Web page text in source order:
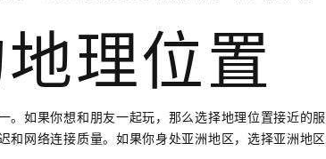
理位置
如果你想和朋友一起玩，那么选择地理位置接近的服
和网络连接质量。如果你身处亚洲地区，选择亚洲地区